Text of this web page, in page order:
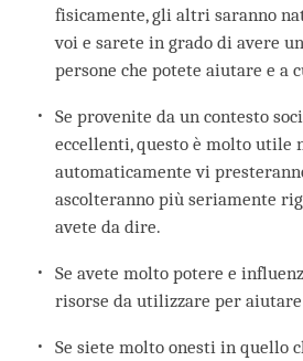
fisicamente, gli altri saranno
voi e sarete in grado di avere
persone che potete aiutare e a
Se provenite da un contesto
eccellenti, questo è molto utile
automaticamente vi
ascolteranno più seriamente
avete da dire.
Se avete molto potere e
risorse da utilizzare per
Se siete molto onesti in quello